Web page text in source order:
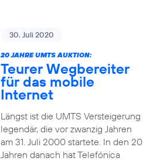
30. Juli 2020
20 JAHRE UMTS AUKTION:
Teurer Wegbereiter
für das mobile
Internet
Längst ist die UMTS Versteigerung
legendär, die vor zwanzig Jahren
am 31. Juli 2000 startete. In den 20
Jahren danach hat Telefónica